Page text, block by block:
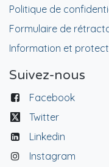
Politique de
Formulaire de
Information et
Suivez-nous
Facebook
Twitter
Linkedin
Instagram